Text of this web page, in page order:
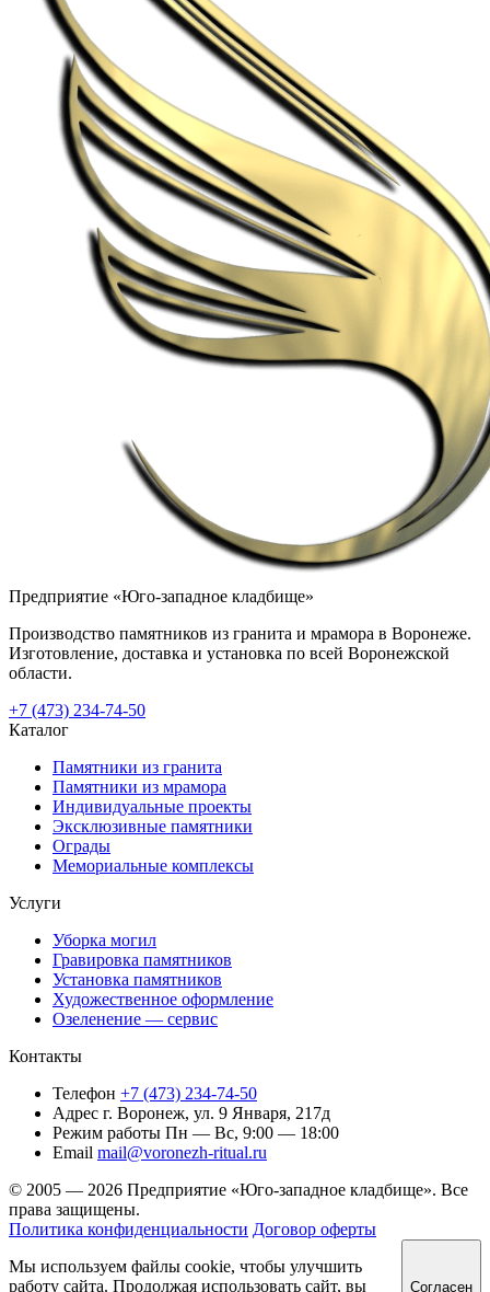
Предприятие «Юго-западное кладбище»
Производство памятников из гранита и мрамора в Воронеже.
Изготовление, доставка и установка по всей Воронежской
области.
+7 (473) 234-74-50
Каталог
Памятники из гранита
Памятники из мрамора
Индивидуальные проекты
Эксклюзивные памятники
Ограды
Мемориальные комплексы
Услуги
Уборка могил
Гравировка памятников
Установка памятников
Художественное оформление
Озеленение — сервис
Контакты
Телефон +7 (473) 234-74-50
Адрес г. Воронеж, ул. 9 Января, 217д
Режим работы Пн — Вс, 9:00 — 18:00
Email mail@voronezh-ritual.ru
© 2005 — 2026 Предприятие «Юго-западное кладбище». Все
права защищены.
Политика конфиденциальности Договор оферты
Мы используем файлы cookie, чтобы улучшить
работу сайта. Продолжая использовать сайт, вы
Согласен